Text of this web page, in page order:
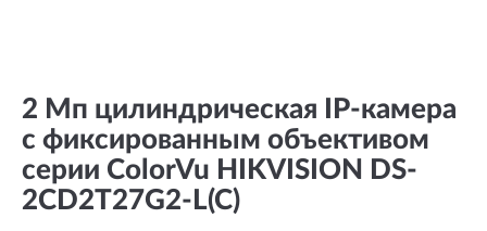
2 Мп цилиндрическая IP-камера
с фиксированным объективом
серии ColorVu HIKVISION DS-
2CD2T27G2-L(C)